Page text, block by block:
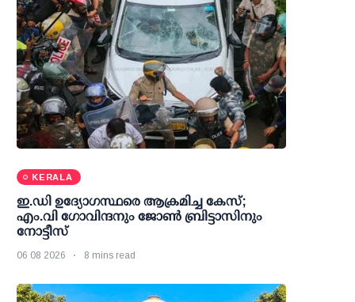
KERALA
ഇ.ഡി ഉദ്യോഗസ്ഥരെ ആക്രമിച്ച കേസ്;
എം.വി ഗോവിന്ദനും ജോണ്‍ ബ്രിട്ടാസിനും
നോട്ടീസ്
06 08 2026 8 mins read